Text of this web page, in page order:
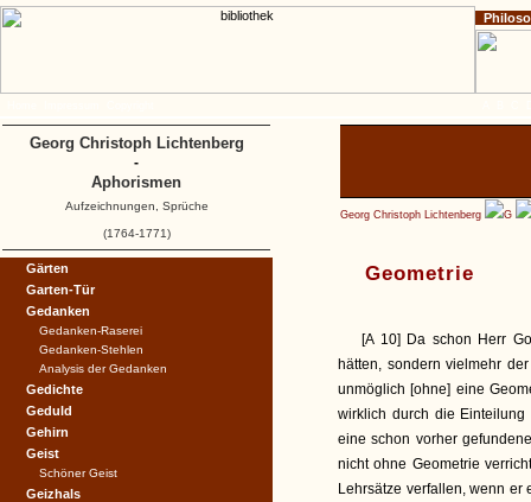
Georg Christoph Lichtenberg G
Geometrie
[A 10] Da schon Herr
hätten, sondern vielmehr
unmöglich [ohne] eine
wirklich durch die
eine schon vorher
nicht ohne Geometrie
Lehrsätze verfallen, wenn
Gärten
Garten-Tür
Gedanken
Gedanken-Raserei
Gedanken-Stehlen
Analysis der Gedanken
Gedichte
Geduld
Gehirn
Geist
Schöner Geist
Geizhals
Georg Christoph Lichtenberg
-
Aphorismen
Aufzeichnungen, Sprüche
(1764-1771)